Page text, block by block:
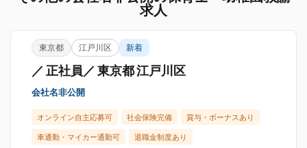
求人
東京都 江戸川区 新着
／ 正社員／ 東京都 江戸川区
会社名非公開
オンライン自主応募可 社会保険完備 賞与・ボーナスあり
車通勤・マイカー通勤可 退職金制度あり